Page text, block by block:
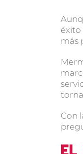
éxito
más
Con